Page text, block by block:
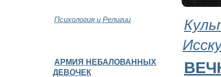
Психология и Религии
АРМИЯ НЕБАЛОВАННЫХ
ДЕВОЧЕК